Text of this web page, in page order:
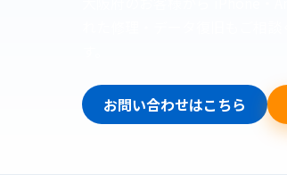
お問い合わせはこちら